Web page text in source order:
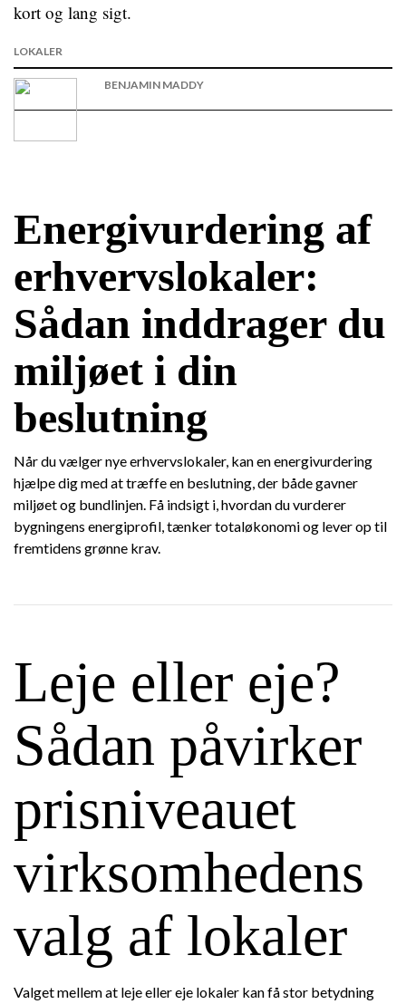
kort og lang sigt.
LOKALER
BENJAMIN MADDY
Energivurdering af
erhvervslokaler:
Sådan inddrager du
miljøet i din
beslutning
Når du vælger nye erhvervslokaler, kan en energivurdering
hjælpe dig med at træffe en beslutning, der både gavner
miljøet og bundlinjen. Få indsigt i, hvordan du vurderer
bygningens energiprofil, tænker totaløkonomi og lever op til
fremtidens grønne krav.
Leje eller eje?
Sådan påvirker
prisniveauet
virksomhedens
valg af lokaler
Valget mellem at leje eller eje lokaler kan få stor betydning